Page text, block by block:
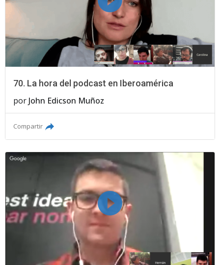
70. La hora del podcast en Iberoamérica
por John Edicson Muñoz
Compartir